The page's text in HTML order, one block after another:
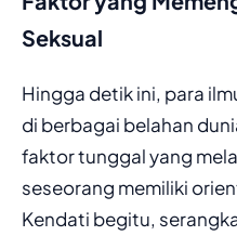
Seksual
Hingga detik ini, para
di berbagai belahan
faktor tunggal yang
seseorang memiliki
Kendati begitu,